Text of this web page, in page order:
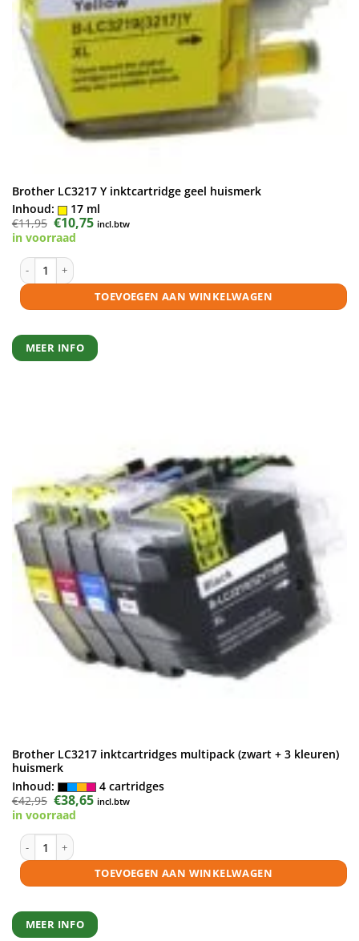
Brother LC3217 Y inktcartridge geel huismerk
Inhoud:
17 ml
€11,95 Oorspronkelijke
prijs
was:
€10,75Huidige
prijs
incl.btw
in voorraad
Brother LC3217 Y inktcartridge geel huismerk aantal
TOEVOEGEN AAN WINKELWAGEN
MEER INFO
Brother LC3217 inktcartridges multipack (zwart + 3 kleuren)
huismerk
Inhoud:
4 cartridges
€42,95 Oorspronkelijke
prijs
was:
€38,65Huidige
prijs
incl.btw
in voorraad
Brother LC3217 inktcartridges multipack (zwart + 3 kleuren) huismerk
TOEVOEGEN AAN WINKELWAGEN
MEER INFO